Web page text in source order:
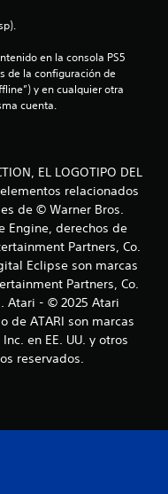
a
l
2
4
0
7
c
a
en la consola PS5
de la configuración de
y en cualquier otra
cuenta.
EL LOGOTIPO DEL
relacionados
de © Warner Bros.
Engine, derechos de
Partners, Co.
Eclipse son marcas
Partners, Co.
Atari - © 2025 Atari
de ATARI son marcas
en EE. UU. y otros
reservados.